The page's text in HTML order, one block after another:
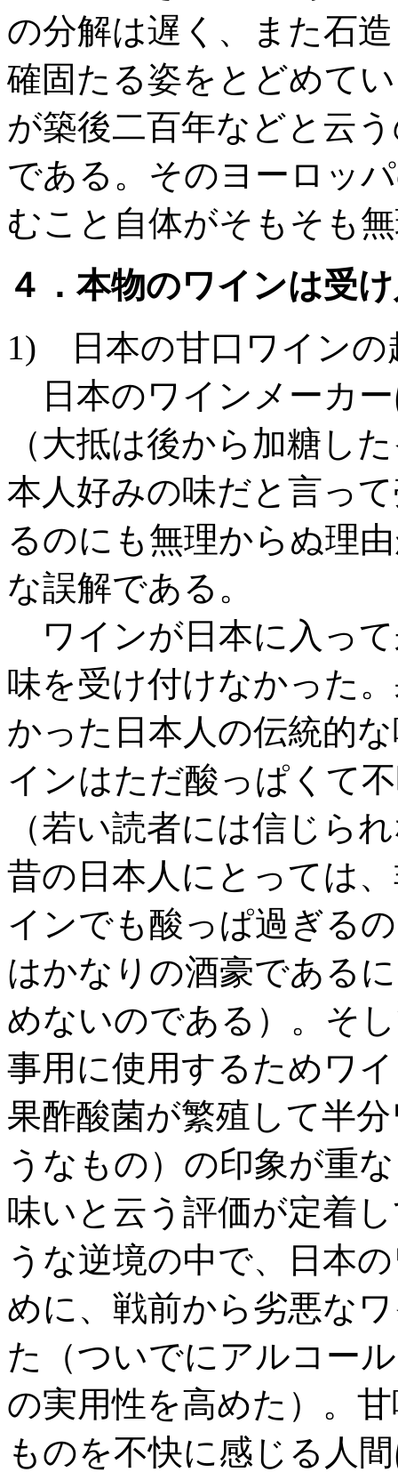
の分解は遅く、また石
確固たる姿をとどめて
が築後二百年などと云
である。そのヨーロッ
むこと自体がそもそも
４．本物のワインは受
1) 日本の甘口ワインの
日本のワインメーカ
（大抵は後から加糖し
本人好みの味だと言っ
るのにも無理からぬ理
な誤解である。
ワインが日本に入っ
味を受け付けなかった
かった日本人の伝統的
インはただ酸っぱくて
（若い読者には信じら
昔の日本人にとっては
インでも酸っぱ過ぎる
はかなりの酒豪である
めないのである）。そ
事用に使用するためワ
果酢酸菌が繁殖して半
うなもの）の印象が重
味いと云う評価が定着
うな逆境の中で、日本
めに、戦前から劣悪な
た（ついでにアルコー
の実用性を高めた）。
ものを不快に感じる人